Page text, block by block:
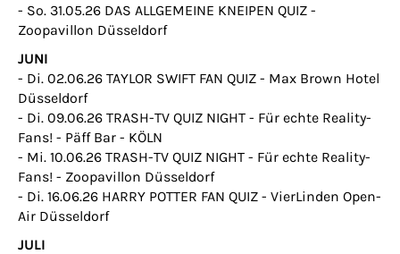
- So. 31.05.26 DAS ALLGEMEINE KNEIPEN QUIZ -
Zoopavillon Düsseldorf
JUNI
- Di. 02.06.26 TAYLOR SWIFT FAN QUIZ - Max Brown Hotel
Düsseldorf
- Di. 09.06.26 TRASH-TV QUIZ NIGHT - Für echte Reality-
Fans! - Päff Bar - KÖLN
- Mi. 10.06.26 TRASH-TV QUIZ NIGHT - Für echte Reality-
Fans! - Zoopavillon Düsseldorf
- Di. 16.06.26 HARRY POTTER FAN QUIZ - VierLinden Open-
Air Düsseldorf
JULI